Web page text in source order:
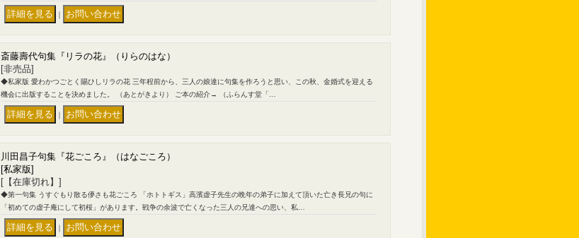
｜
斎藤壽代句集『リラの花』（りらのはな）
[非売品]
◆私家版 愛わかつごとく賜ひしリラの花 三年程前から、三人の娘達に句集を作ろうと思い、この秋、金婚式を迎える
機会に出版することを決めました。 （あとがきより） ご本の紹介→ （ふらんす堂「…
｜
川田昌子句集『花ごころ』（はなごころ）
[私家版]
[【在庫切れ】]
◆第一句集 うすぐもり散る儚さも花ごころ 「ホトトギス」高濱虚子先生の晩年の弟子に加えて頂いた亡き長兄の句に
「初めての虚子庵にして初桜」があります。戦争の余波で亡くなった三人の兄達への思い、私…
｜